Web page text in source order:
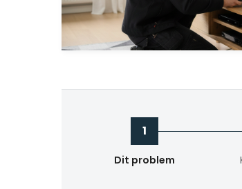
1
Dit problem